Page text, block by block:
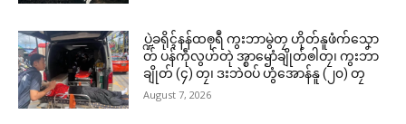
ရုဲစှ်
Related
ပ္ဍဲခရိုၚ်နန်ထၜုရဳ ကွးဘာမွဲတၠ ဟိုတ်နူဖံက်သၞော
တ် ပန်ကဵုလွဟ်တုဲ အ္စာၝောံချိုတ်ၜါတၠ၊ ကွးဘာ
ချိုတ် (၄) တၠ၊ ဒးဘဲဝပ် ဟွံအောန်နူ (၂၀) တၠ
August 7, 2026